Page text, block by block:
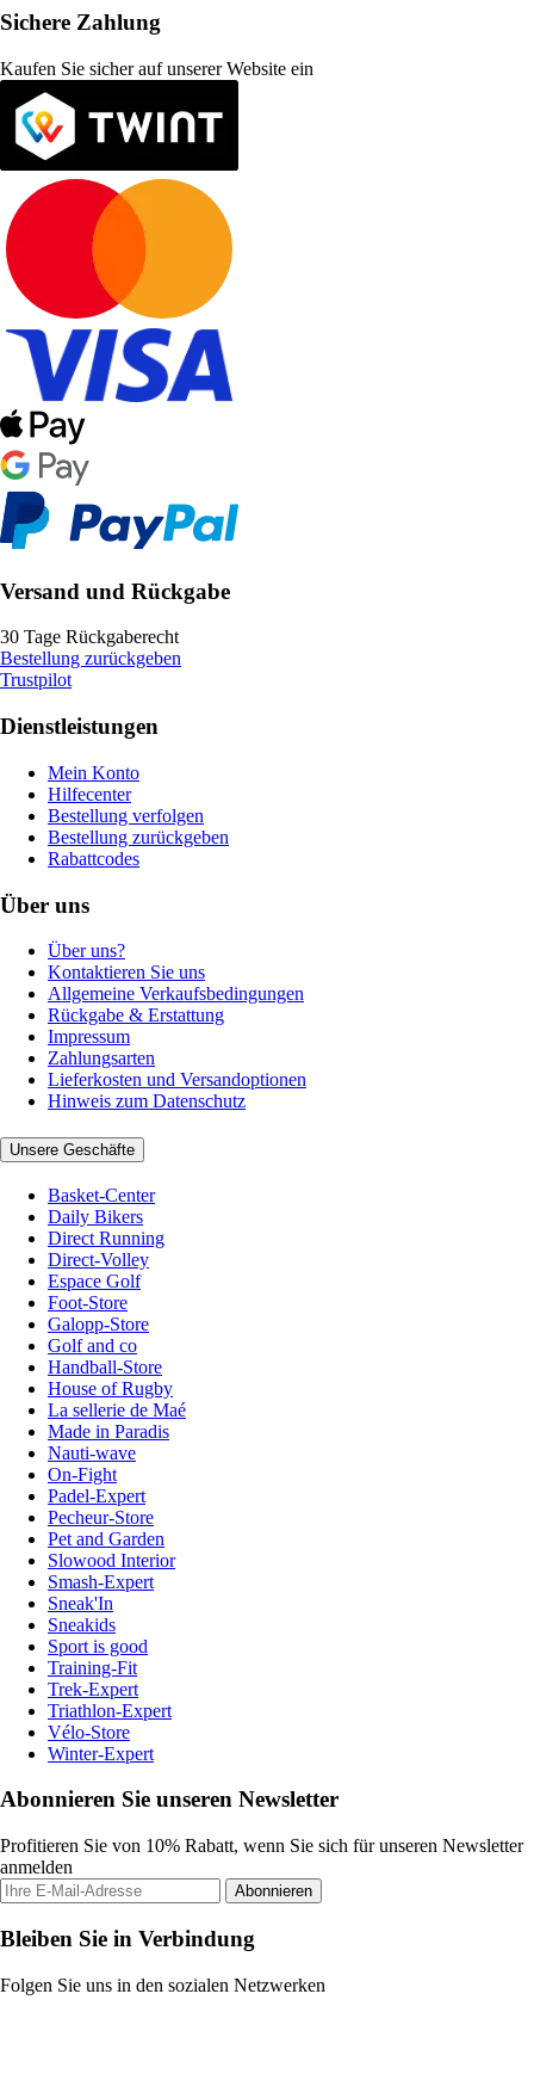
Sichere Zahlung
Kaufen Sie sicher auf unserer Website ein
Versand und Rückgabe
30 Tage Rückgaberecht
Bestellung zurückgeben
Trustpilot
Dienstleistungen
Mein Konto
Hilfecenter
Bestellung verfolgen
Bestellung zurückgeben
Rabattcodes
Über uns
Über uns?
Kontaktieren Sie uns
Allgemeine Verkaufsbedingungen
Rückgabe & Erstattung
Impressum
Zahlungsarten
Lieferkosten und Versandoptionen
Hinweis zum Datenschutz
Unsere Geschäfte
Basket-Center
Daily Bikers
Direct Running
Direct-Volley
Espace Golf
Foot-Store
Galopp-Store
Golf and co
Handball-Store
House of Rugby
La sellerie de Maé
Made in Paradis
Nauti-wave
On-Fight
Padel-Expert
Pecheur-Store
Pet and Garden
Slowood Interior
Smash-Expert
Sneak'In
Sneakids
Sport is good
Training-Fit
Trek-Expert
Triathlon-Expert
Vélo-Store
Winter-Expert
Abonnieren Sie unseren Newsletter
Profitieren Sie von 10% Rabatt, wenn Sie sich für unseren Newsletter
anmelden
Abonnieren
Bleiben Sie in Verbindung
Folgen Sie uns in den sozialen Netzwerken